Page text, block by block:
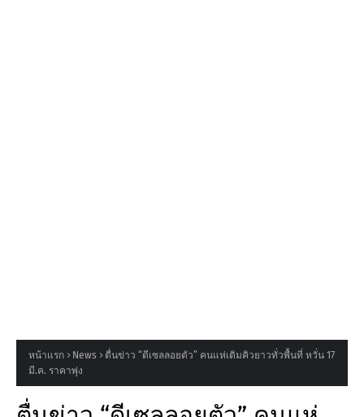
หน้าแรก News
ตื่นข่าว “ดีเซลลอยตัว” คนแห่เติมคิวยาวทั่วพื้นที่ หวั่น 17
มี.ค. ราคาพุ่ง